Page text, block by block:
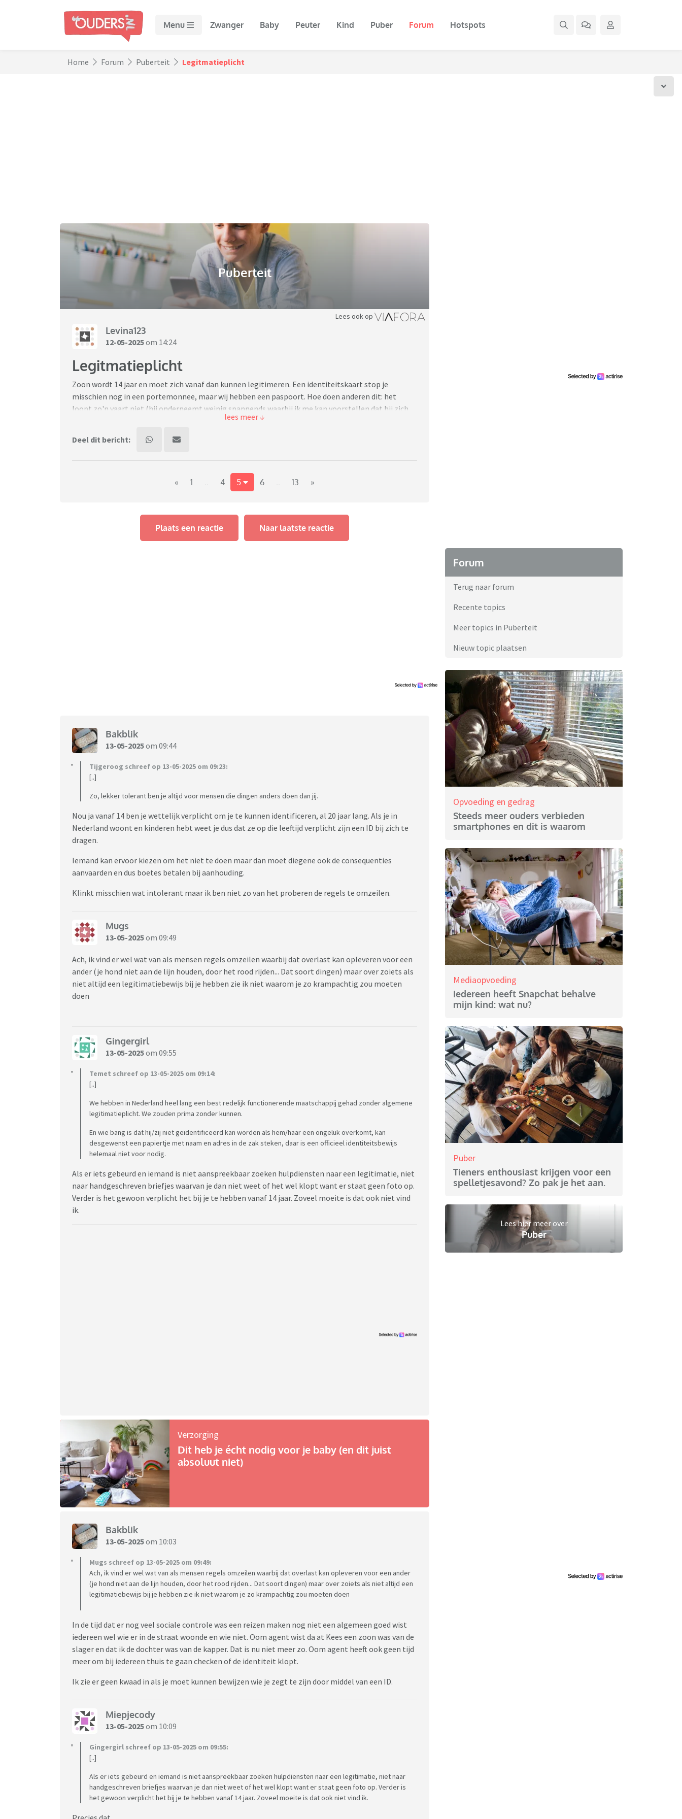
Menu Zwanger Baby Peuter Kind Puber Forum Hotspots
Home Forum Puberteit Legitmatieplicht
Puberteit
Lees ook op
Levina123
12-05-2025om 14:24
Legitmatieplicht
Zoon wordt 14 jaar en moet zich vanaf dan kunnen legitimeren. Een identiteitskaart stop je
misschien nog in een portemonnee, maar wij hebben een paspoort. Hoe doen anderen dit: het
loopt zo'n vaart niet (hij onderneemt weinig spannends waarbij ik me kan voorstellen dat hij zich
zou moeten legitimeren) dus laat maar thuis, of paspoort mee in de schooltas? Ik kan me haast
met ov en hangt ook (nog) niet 's avonds rond.
Deel dit bericht:
« 1 .. 4 5 6 .. 13 »
Plaats een reactie Naar laatste reactie
Bakblik
13-05-2025om 09:44
Tijgeroog schreef op 13-05-2025 om 09:23:
[..]
Zo, lekker tolerant ben je altijd voor mensen die dingen anders doen dan jij.
Nou ja vanaf 14 ben je wettelijk verplicht om je te kunnen identificeren, al 20 jaar lang. Als je in
Nederland woont en kinderen hebt weet je dus dat ze op die leeftijd verplicht zijn een ID bij zich te
dragen.
Iemand kan ervoor kiezen om het niet te doen maar dan moet diegene ook de consequenties
aanvaarden en dus boetes betalen bij aanhouding.
Klinkt misschien wat intolerant maar ik ben niet zo van het proberen de regels te omzeilen.
Mugs
13-05-2025om 09:49
Ach, ik vind er wel wat van als mensen regels omzeilen waarbij dat overlast kan opleveren voor een
ander (je hond niet aan de lijn houden, door het rood rijden... Dat soort dingen) maar over zoiets als
niet altijd een legitimatiebewijs bij je hebben zie ik niet waarom je zo krampachtig zou moeten
doen
Gingergirl
13-05-2025om 09:55
Temet schreef op 13-05-2025 om 09:14:
[..]
We hebben in Nederland heel lang een best redelijk functionerende maatschappij gehad zonder algemene
legitimatieplicht. We zouden prima zonder kunnen.
En wie bang is dat hij/zij niet geïdentificeerd kan worden als hem/haar een ongeluk overkomt, kan
desgewenst een papiertje met naam en adres in de zak steken, daar is een officieel identiteitsbewijs
helemaal niet voor nodig.
Als er iets gebeurd en iemand is niet aanspreekbaar zoeken hulpdiensten naar een legitimatie, niet
naar handgeschreven briefjes waarvan je dan niet weet of het wel klopt want er staat geen foto op.
Verder is het gewoon verplicht het bij je te hebben vanaf 14 jaar. Zoveel moeite is dat ook niet vind
ik.
Verzorging
Dit heb je écht nodig voor je baby (en dit juist
absoluut niet)
Bakblik
13-05-2025om 10:03
Mugs schreef op 13-05-2025 om 09:49:
Ach, ik vind er wel wat van als mensen regels omzeilen waarbij dat overlast kan opleveren voor een ander
(je hond niet aan de lijn houden, door het rood rijden... Dat soort dingen) maar over zoiets als niet altijd een
legitimatiebewijs bij je hebben zie ik niet waarom je zo krampachtig zou moeten doen
In de tijd dat er nog veel sociale controle was een reizen maken nog niet een algemeen goed wist
iedereen wel wie er in de straat woonde en wie niet. Oom agent wist da at Kees een zoon was van de
slager en dat ik de dochter was van de kapper. Dat is nu niet meer zo. Oom agent heeft ook geen tijd
meer om bij iedereen thuis te gaan checken of de identiteit klopt.
Ik zie er geen kwaad in als je moet kunnen bewijzen wie je zegt te zijn door middel van een ID.
Miepjecody
13-05-2025om 10:09
Gingergirl schreef op 13-05-2025 om 09:55:
[..]
Als er iets gebeurd en iemand is niet aanspreekbaar zoeken hulpdiensten naar een legitimatie, niet naar
handgeschreven briefjes waarvan je dan niet weet of het wel klopt want er staat geen foto op. Verder is
het gewoon verplicht het bij je te hebben vanaf 14 jaar. Zoveel moeite is dat ook niet vind ik.
Forum
Terug naar forum
Recente topics
Meer topics in Puberteit
Nieuw topic plaatsen
Opvoeding en gedrag
Steeds meer ouders verbieden
smartphones en dit is waarom
Mediaopvoeding
Iedereen heeft Snapchat behalve
mijn kind: wat nu?
Puber
Tieners enthousiast krijgen voor een
spelletjesavond? Zo pak je het aan.
Lees hier meer over
Puber